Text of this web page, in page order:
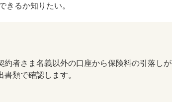
きるか知りたい。
者さま名義以外の口座から保険料の引落しが
類で確認します。